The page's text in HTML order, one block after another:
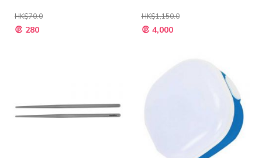
HK$70.0
280
HK$1,150.0
特
殊 4,000